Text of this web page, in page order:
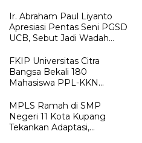
Kesepakatan Lewat Dialog
Terbuka
Ir. Abraham Paul Liyanto
Apresiasi Pentas Seni PGSD
UCB, Sebut Jadi Wadah
Calon Guru
FKIP Universitas Citra
Bangsa Bekali 180
Mahasiswa PPL-KKN
Guru Profesional dan
Adaptif
MPLS Ramah di SMP
Negeri 11 Kota Kupang
Tekankan Adaptasi,